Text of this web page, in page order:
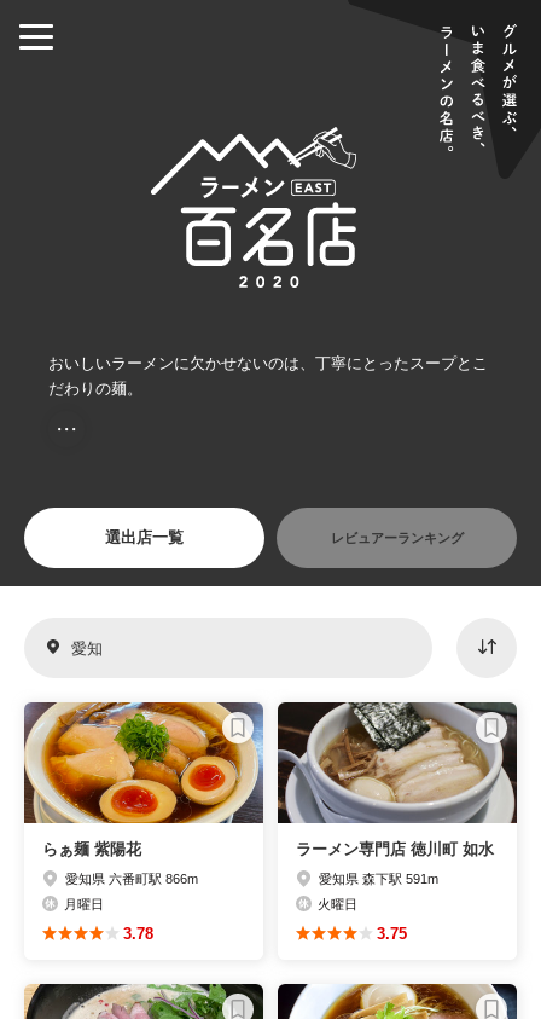
おいしいラーメンに欠かせないのは、丁寧にとったスープとこ
だわりの麺。
・・・
選出店一覧 レビュアーランキング
愛知
らぁ麺 紫陽花
愛知県 六番町駅 866m
月曜日
3.78
ラーメン専門店 徳川町 如水
愛知県 森下駅 591m
火曜日
3.75